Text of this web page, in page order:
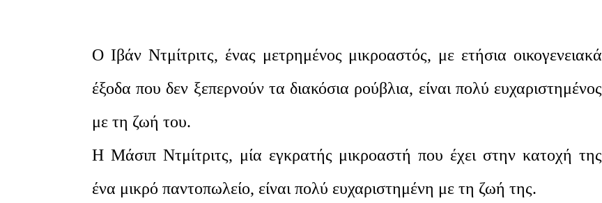
Ο Ιβάν Ντμίτριτς, ένας μετρημένος μικροαστός, με ετήσια οικογενειακά
έξοδα που δεν ξεπερνούν τα διακόσια ρούβλια, είναι πολύ ευχαριστημένος
με τη ζωή του.
Η Μάσιπ Ντμίτριτς, μία εγκρατής μικροαστή που έχει στην κατοχή της
ένα μικρό παντοπωλείο, είναι πολύ ευχαριστημένη με τη ζωή της.